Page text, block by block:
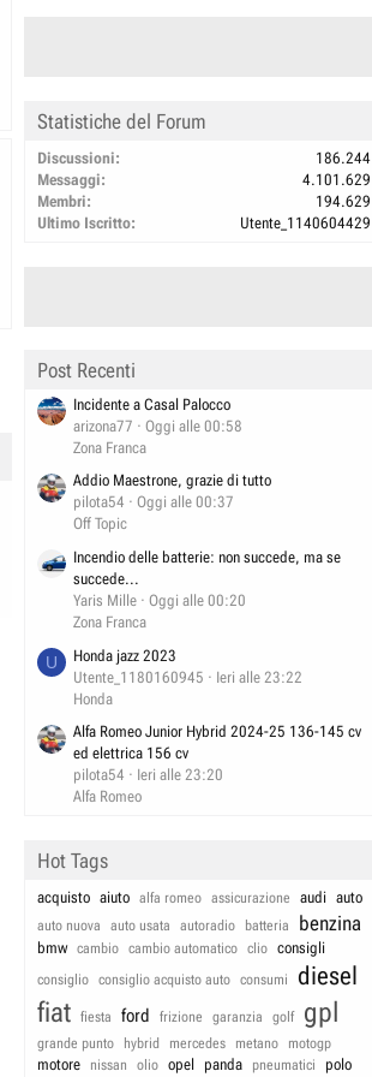
Statistiche del Forum
Discussioni
186.244
Messaggi
4.101.629
Membri
194.629
Ultimo Iscritto
Utente_1140604429
Post Recenti
Incidente a Casal Palocco
arizona77
Oggi alle 00:58
Zona Franca
Addio Maestrone, grazie di tutto
pilota54
Oggi alle 00:37
Off Topic
Incendio delle batterie: non succede, ma se
succede...
Yaris Mille
Oggi alle 00:20
Zona Franca
U
Honda jazz 2023
Utente_1180160945
Ieri alle 23:22
Honda
Alfa Romeo Junior Hybrid 2024-25 136-145 cv
ed elettrica 156 cv
pilota54
Ieri alle 23:20
Alfa Romeo
Hot Tags
acquisto aiuto alfa romeo assicurazione audi auto
auto nuova auto usata autoradio batteria benzina
bmw cambio cambio automatico clio consigli
consiglio consiglio acquisto auto consumi diesel
fiat fiesta ford frizione garanzia golf gpl
grande punto hybrid mercedes metano motogp
motore nissan olio opel panda pneumatici polo